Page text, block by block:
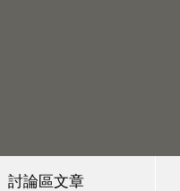
討論區文章